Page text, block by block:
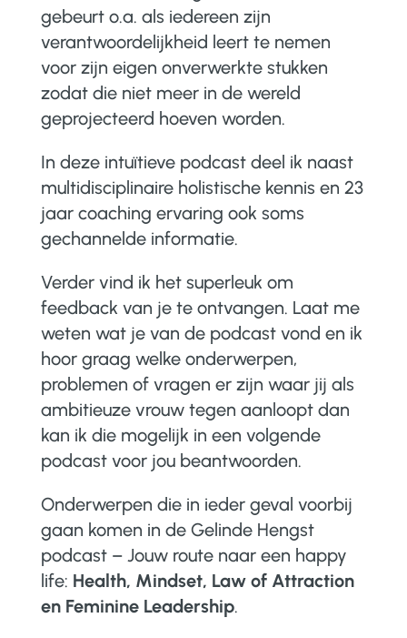
gebeurt o.a. als iedereen zijn
verantwoordelijkheid leert te nemen
voor zijn eigen onverwerkte stukken
zodat die niet meer in de wereld
geprojecteerd hoeven worden.
In deze intuïtieve podcast deel ik naast
multidisciplinaire holistische kennis en 23
jaar coaching ervaring ook soms
gechannelde informatie.
Verder vind ik het superleuk om
feedback van je te ontvangen. Laat me
weten wat je van de podcast vond en ik
hoor graag welke onderwerpen,
problemen of vragen er zijn waar jij als
ambitieuze vrouw tegen aanloopt dan
kan ik die mogelijk in een volgende
podcast voor jou beantwoorden.
Onderwerpen die in ieder geval voorbij
gaan komen in de Gelinde Hengst
podcast – Jouw route naar een happy
life: Health, Mindset, Law of Attraction
en Feminine Leadership.